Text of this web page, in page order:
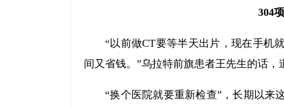
304
“以前做CT要等半天出片，现在手机
间又省钱。”乌拉特前旗患者王先生的话，
“换个医院就要重新检查”，长期以来